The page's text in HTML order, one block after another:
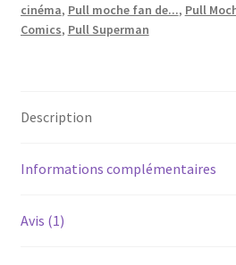
cinéma, Pull moche fan de..., Pull
Comics, Pull Superman
Description
Informations complémentaires
Avis (1)